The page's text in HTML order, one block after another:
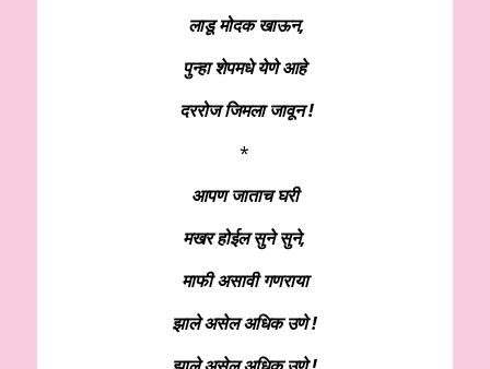
लाडू मोदक खाऊन,
पुन्हा शेपमधे येणे आहे
दररोज जिमला जावून !
*
आपण जाताच घरी
मखर होईल सुने सुने,
माफी असावी गणराया
झाले असेल अधिक उणे !